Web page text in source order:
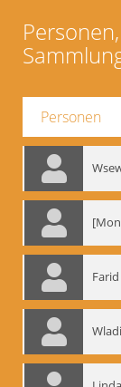
Personen